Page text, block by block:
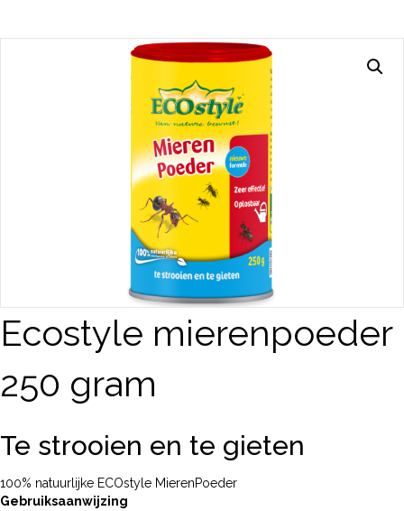
Ecostyle mierenpoeder
250 gram
Te strooien en te gieten
100% natuurlijke ECOstyle MierenPoeder
Gebruiksaanwijzing